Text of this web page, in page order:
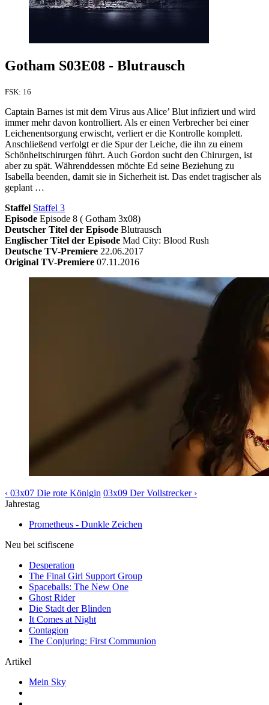
Gotham S03E08 - Blutrausch
FSK: 16
Captain Barnes ist mit dem Virus aus Alice’ Blut infiziert und wird
immer mehr davon kontrolliert. Als er einen Verbrecher bei einer
Leichenentsorgung erwischt, verliert er die Kontrolle komplett.
Anschließend verfolgt er die Spur der Leiche, die ihn zu einem
Schönheitschirurgen führt. Auch Gordon sucht den Chirurgen, ist
aber zu spät. Währenddessen möchte Ed seine Beziehung zu
Isabella beenden, damit sie in Sicherheit ist. Das endet tragischer als
geplant …
Staffel Staffel 3
Episode Episode 8 ( Gotham 3x08)
Deutscher Titel der Episode Blutrausch
Englischer Titel der Episode Mad City: Blood Rush
Deutsche TV-Premiere 22.06.2017
Original TV-Premiere 07.11.2016
‹ 03x07 Die rote Königin 03x09 Der Vollstrecker ›
Jahrestag
Prometheus - Dunkle Zeichen
Neu bei scifiscene
Desperation
The Final Girl Support Group
Spaceballs: The New One
Ghost Rider
Die Stadt der Blinden
It Comes at Night
Contagion
The Conjuring: First Communion
Artikel
Mein Sky